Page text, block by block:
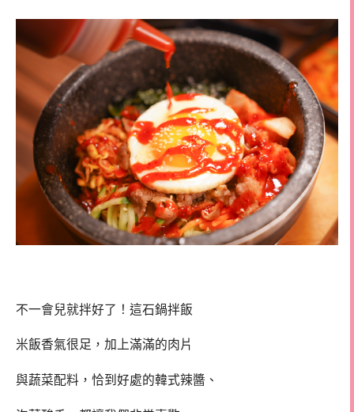
不一會兒就拌好了！這石鍋拌飯
米飯香氣很足，加上滿滿的肉片
與蔬菜配料，恰到好處的韓式辣醬、